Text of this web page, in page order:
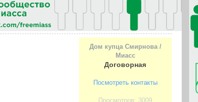
Дом купца Смирнова /
Миасс
Договорная
Посмотреть контакты
Просмотров: 3009